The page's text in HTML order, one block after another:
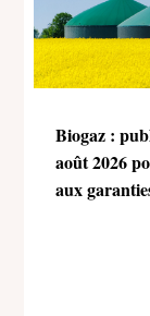
Biogaz :
août 2026
aux